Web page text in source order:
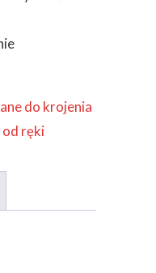
do krojenia
od ręki